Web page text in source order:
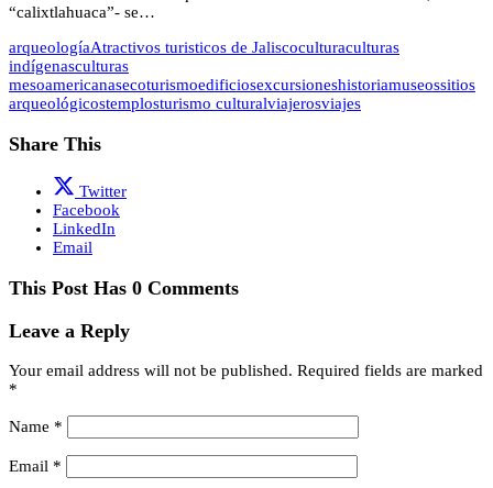
“calixtlahuaca”- se…
arqueologíaAtractivos turisticos de Jaliscoculturaculturas
indígenasculturas
mesoamericanasecoturismoedificiosexcursioneshistoriamuseossitios
arqueológicostemplosturismo culturalviajerosviajes
Share This
Twitter
Facebook
LinkedIn
Email
This Post Has 0 Comments
Leave a Reply
Your email address will not be published. Required fields are marked
*
Name *
Email *